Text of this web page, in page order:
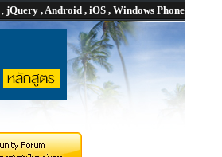
, jQuery , Android , iOS , Windows Phone